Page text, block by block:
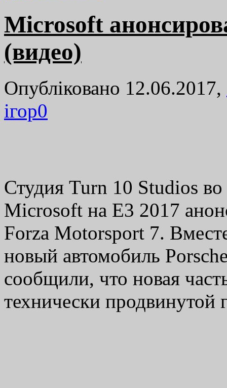
Microsoft
(видео)
Опубліковано 12.06.2017,
ігор0
Студия Turn 10 Studios
Microsoft на E3 2017
Forza Motorsport 7.
новый автомобиль
сообщили, что новая
технически